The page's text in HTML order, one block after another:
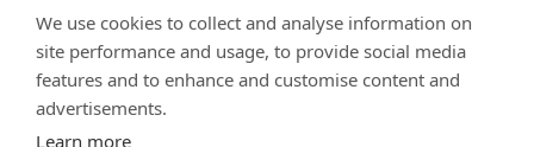
We use cookies to collect and analyse information on
site performance and usage, to provide social media
features and to enhance and customise content and
advertisements.
Learn more